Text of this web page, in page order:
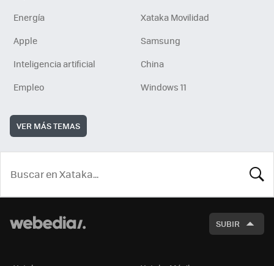
Energía
Xataka Movilidad
Apple
Samsung
Inteligencia artificial
China
Empleo
Windows 11
VER MÁS TEMAS
SUBIR